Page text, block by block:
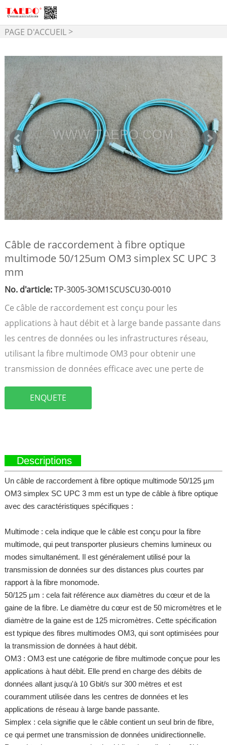
PAGE D'ACCUEIL >
Cordon à Fibre Optique>
Cordon de brassage SC
Câble de raccordement à fibre optique
multimode 50/125um OM3 simplex SC UPC 3
mm
No. d'article:TP-3005-3OM1SCUSCU30-0010
Ce câble de raccordement est conçu pour les
applications à haut débit et à large bande passante dans
les centres de données ou les infrastructures réseau,
utilisant la fibre multimode OM3 pour obtenir une
transmission de données efficace avec une perte de
ENQUETE
Descriptions
Un câble de raccordement à fibre optique multimode 50/125 µm
OM3 simplex SC UPC 3 mm est un type de câble à fibre optique
avec des caractéristiques spécifiques :
Multimode : cela indique que le câble est conçu pour la fibre
multimode, qui peut transporter plusieurs chemins lumineux ou
modes simultanément. Il est généralement utilisé pour la
transmission de données sur des distances plus courtes par
rapport à la fibre monomode.
50/125 µm : cela fait référence aux diamètres du cœur et de la
gaine de la fibre. Le diamètre du cœur est de 50 micromètres et le
diamètre de la gaine est de 125 micromètres. Cette spécification
est typique des fibres multimodes OM3, qui sont optimisées pour
la transmission de données à haut débit.
OM3 : OM3 est une catégorie de fibre multimode conçue pour les
applications à haut débit. Elle prend en charge des débits de
données allant jusqu'à 10 Gbit/s sur 300 mètres et est
couramment utilisée dans les centres de données et les
applications de réseau à large bande passante.
Simplex : cela signifie que le câble contient un seul brin de fibre,
ce qui permet une transmission de données unidirectionnelle.